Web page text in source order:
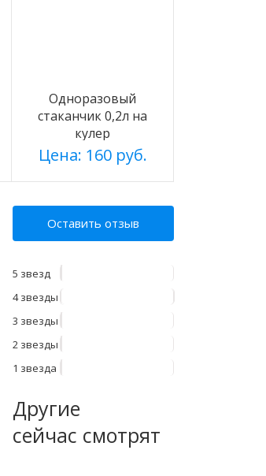
Одноразовый
стаканчик 0,2л на
кулер
Цена: 160 руб.
Оставить отзыв
5 звезд
4 звезды
3 звезды
2 звезды
1 звезда
Другие
сейчас смотрят